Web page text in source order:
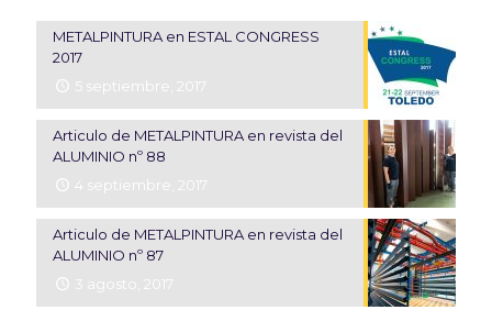
METALPINTURA en ESTAL CONGRESS
2017
5 septiembre, 2017
Articulo de METALPINTURA en revista del
ALUMINIO nº 88
4 septiembre, 2017
Articulo de METALPINTURA en revista del
ALUMINIO nº 87
3 agosto, 2017